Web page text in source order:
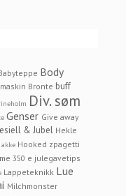
Body
Bronte buff
Div. søm
Genser Give away
& Jubel Hekle
Hooked zpagetti
350 e julegavetips
Lappeteknikk Lue
Milchmonster